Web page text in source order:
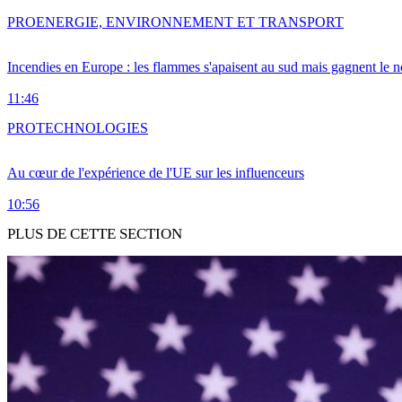
Incendies en Europe : les flammes s'apaisent au sud mais gagnent le
11:46
PROENERGIE, ENVIRONNEMENT ET TRANSPORT
Au cœur de l'expérience de l'UE sur les influenceurs
10:56
PROTECHNOLOGIES
PLUS DE CETTE SECTION